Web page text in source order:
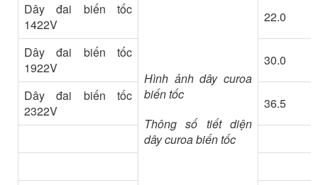
Dây đai biến tốc
1422V
Hình ảnh dây curoa
biến tốc
Thông số tiết diện
dây curoa biến tốc
22.0
Dây đai biến tốc
1922V
30.0
Dây đai biến tốc
2322V
36.5